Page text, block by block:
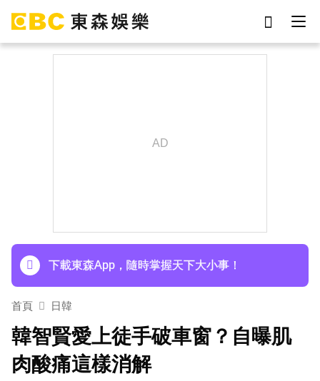
下載東森App，隨時掌握天下大小事！
下載東森App，隨時掌握天下大小事！
首頁 日韓
韓智賢愛上徒手破車窗？自曝肌
肉酸痛這樣消解